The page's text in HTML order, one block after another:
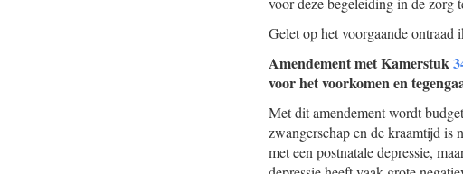
Gelet op het voorgaande ontraad
Amendement met Kamerstuk
voor het voorkomen en
Met dit amendement wordt
zwangerschap en de kraamtijd
met een postnatale depressie,